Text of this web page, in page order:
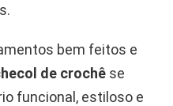
bem feitos e
de crochê se
funcional, estiloso e